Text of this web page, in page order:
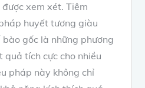
xem xét. Tiêm
huyết tương giàu
gốc là những phương
tích cực cho nhiều
pháp này không chỉ